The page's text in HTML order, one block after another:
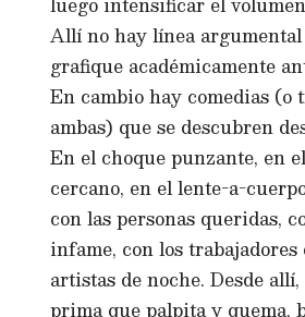
Allí no hay línea argumental
grafique académicamente
En cambio hay comedias (o
ambas) que se descubren
En el choque punzante, en
cercano, en el lente-a-
con las personas queridas,
infame, con los trabajadores
artistas de noche. Desde
prima que palpita y quema,